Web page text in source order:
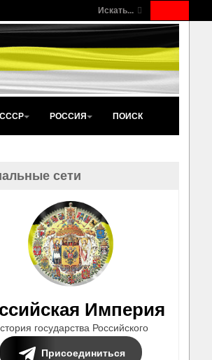
Искать...
СССР РОССИЯ ПОИСК
сети
Империя
государства Российского
Присоединиться